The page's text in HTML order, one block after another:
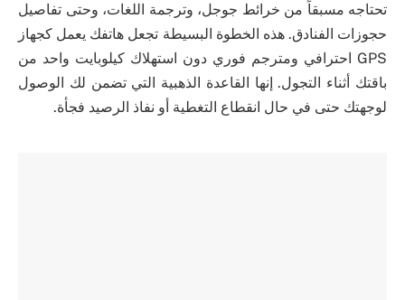
تحتاجه مسبقاً من خرائط جوجل، وترجمة اللغات، وحتى تفاصيل
حجوزات الفنادق. هذه الخطوة البسيطة تجعل هاتفك يعمل كجهاز
GPS احترافي ومترجم فوري دون استهلاك كيلوبايت واحد من
باقتك أثناء التجول. إنها القاعدة الذهبية التي تضمن لك الوصول
لوجهتك حتى في حال انقطاع التغطية أو نفاذ الرصيد فجأة.